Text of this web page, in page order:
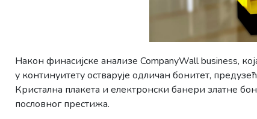
Након финасијске анализе CompanyWall business,
у континуитету остварује одличан бонитет,
Кристална плакета и електронски банери златне
пословног престижа.